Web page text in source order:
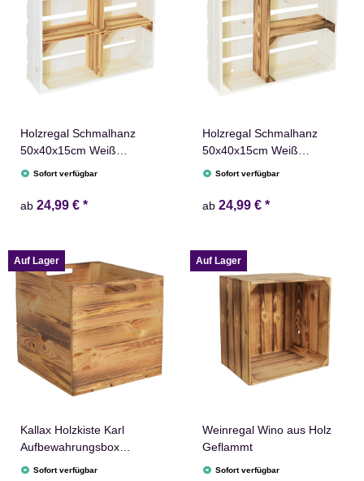
Holzregal Schmalhanz
50x40x15cm Weiß
Geflammt mit Regalbrett
Sofort verfügbar
ab 24,99 € *
Holzregal Schmalhanz
50x40x15cm Weiß
Geflammt T Regal
Sofort verfügbar
ab 24,99 € *
Auf Lager
Kallax Holzkiste Karl
Aufbewahrungsbox
Geflammt 33x38x33cm
Sofort verfügbar
Auf Lager
Weinregal Wino aus Holz
Geflammt
Sofort verfügbar